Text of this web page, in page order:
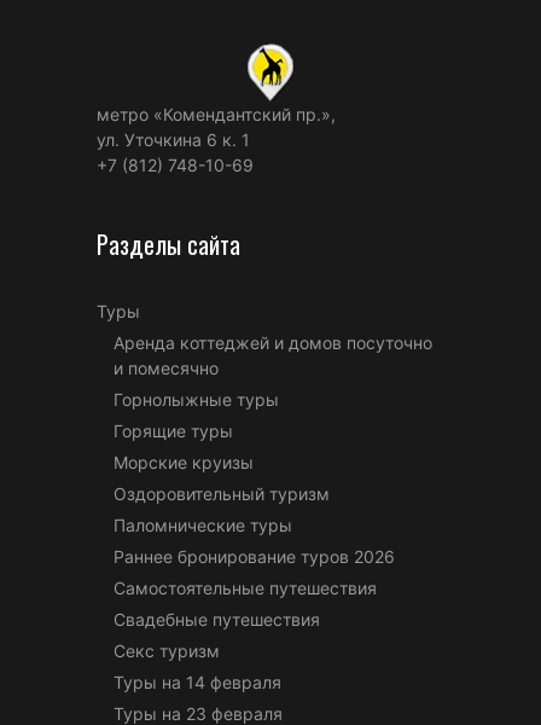
метро «Комендантский пр.»,
ул. Уточкина 6 к. 1
+7 (812) 748-10-69
Разделы сайта
Туры
Аренда коттеджей и домов посуточно
и помесячно
Горнолыжные туры
Горящие туры
Морские круизы
Оздоровительный туризм
Паломнические туры
Раннее бронирование туров 2026
Самостоятельные путешествия
Свадебные путешествия
Секс туризм
Туры на 14 февраля
Туры на 23 февраля